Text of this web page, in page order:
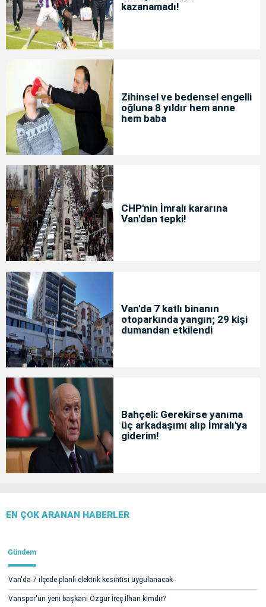
kazanamadı!
Zihinsel ve bedensel engelli
oğluna 8 yıldır hem anne
hem baba
CHP'nin İmralı kararına
Van'dan tepki!
Van'da 7 katlı binanın
otoparkında yangın; 29 kişi
dumandan etkilendi
Bahçeli: Gerekirse yanıma
üç arkadaşımı alıp İmralı'ya
giderim!
EN ÇOK ARANAN HABERLER
Gündem
Van'da 7 ilçede planlı elektrik kesintisi uygulanacak
Vanspor'un yeni başkanı Özgür İreç İlhan kimdir?